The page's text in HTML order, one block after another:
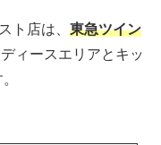
ト店は、 東急ツイン
ィースエリアとキッ